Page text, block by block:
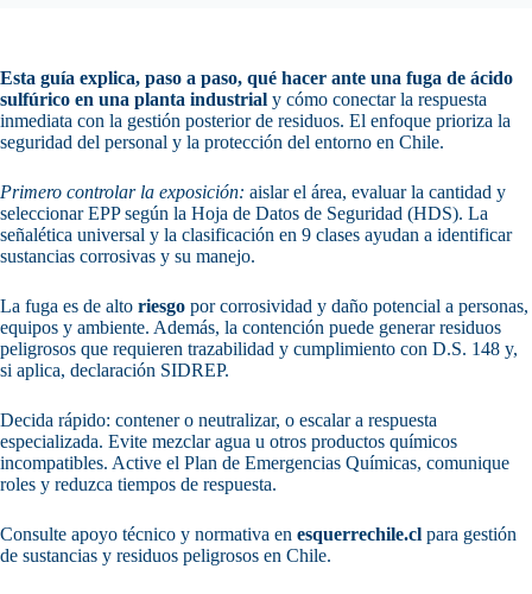
Esta guía explica, paso a paso, qué hacer ante una fuga de ácido
sulfúrico en una planta industrial y cómo conectar la respuesta
inmediata con la gestión posterior de residuos. El enfoque prioriza la
seguridad del personal y la protección del entorno en Chile.
Primero controlar la exposición: aislar el área, evaluar la cantidad y
seleccionar EPP según la Hoja de Datos de Seguridad (HDS). La
señalética universal y la clasificación en 9 clases ayudan a identificar
sustancias corrosivas y su manejo.
La fuga es de alto riesgo por corrosividad y daño potencial a personas,
equipos y ambiente. Además, la contención puede generar residuos
peligrosos que requieren trazabilidad y cumplimiento con D.S. 148 y,
si aplica, declaración SIDREP.
Decida rápido: contener o neutralizar, o escalar a respuesta
especializada. Evite mezclar agua u otros productos químicos
incompatibles. Active el Plan de Emergencias Químicas, comunique
roles y reduzca tiempos de respuesta.
Consulte apoyo técnico y normativa en esquerrechile.cl para gestión
de sustancias y residuos peligrosos en Chile.